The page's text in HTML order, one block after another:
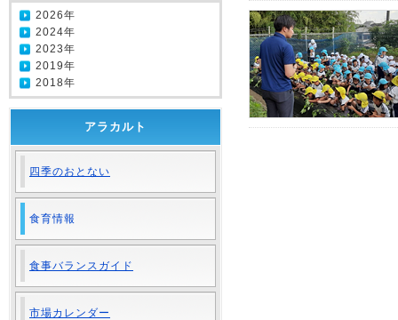
2026年
2024年
2023年
2019年
2018年
アラカルト
四季のおとない
食育情報
食事バランスガイド
市場カレンダー